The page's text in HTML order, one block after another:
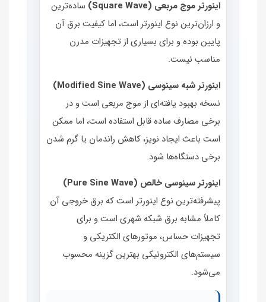
اینورتر موج مربعی (Square Wave)
ساده‌ترین
و ارزان‌ترین نوع اینورتر است، اما کیفیت برق آن
پایین بوده و برای بسیاری از تجهیزات مدرن
مناسب نیست.
اینورتر شبه سینوسی (Modified Sine Wave)
نسخه بهبود یافته‌ای از موج مربعی است و در
برخی مصارف ساده قابل استفاده است، اما ممکن
است باعث ایجاد نویز، کاهش راندمان یا گرم شدن
برخی دستگاه‌ها شود.
اینورتر سینوسی خالص (Pure Sine Wave)
پیشرفته‌ترین نوع اینورتر است که برق خروجی آن
کاملاً مشابه برق شبکه شهری است و برای
تجهیزات حساس، موتورهای الکتریکی و
سیستم‌های الکترونیکی بهترین گزینه محسوب
می‌شود.